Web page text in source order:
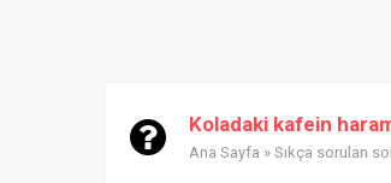
Koladaki kafein
Ana Sayfa » Sıkça sorulan